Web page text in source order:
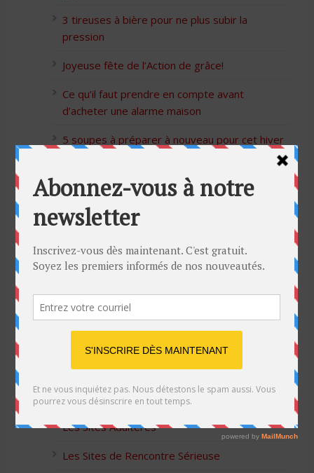
3 tireuses à bière pour ne plus subir la
pression
Joyeuse fête de l’Action de grâce!
Ce qu’il faut prendre en compte avant
d’acheter une alarme maison
5 soupes à préparer à nouveau pour cet hiver
5 idées cadeaux Moulinex pour votre mère
pour l’Action de Grâce
Blague de café: Une femme infidèle trompe
son mari
Listes des Sites de Rencontre
Les Sites Libertins
Les Apps pour les Couples Échangistes
Les Sites Adultères
Les Sites de Rencontre Sérieuse